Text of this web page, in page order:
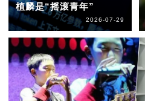
植麟是“摇滚青年”
2026-07-29